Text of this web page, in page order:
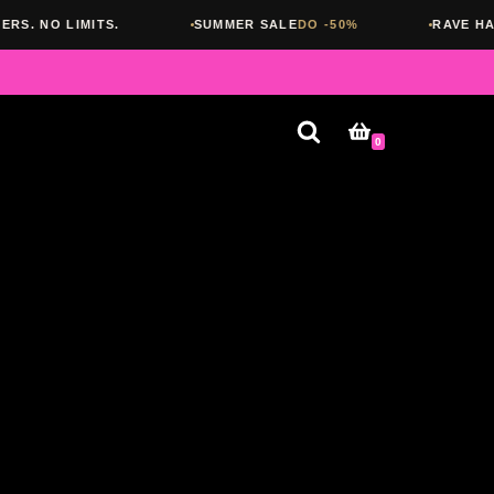
SUMMER SALEDO -50% RAVE HARD. SLEEP
0